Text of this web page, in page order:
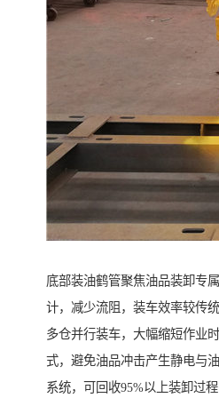
底部装油鹤管聚焦油品装卸专
计，减少流阻，装车效率较传
多仓并行装车，大幅缩短作业
式，避免油品冲击产生静电与
系统，可回收95%以上装卸过